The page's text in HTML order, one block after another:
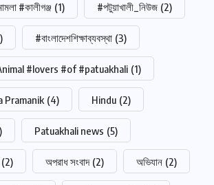
#কালীগঞ্জ (1) #পটুয়াখালী_নিউজ (2)
#বাংলাদেশশিক্ষাব্যবস্থা (3)
#lovers #of #patuakhali (1)
Pramanik (4) Hindu (2)
Patuakhali news (5)
(2) অপরাধ সংবাদ (2) অভিযান (2)